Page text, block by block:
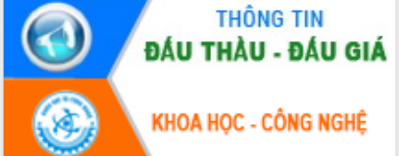
Đắk Lắk nâng cao hiệu quả công tác
Đảng từ Sổ tay đảng viên điện tử
Đắk Lắk đẩy mạnh nuôi biển công
nghệ, hướng tới phát triển thủy sản
bền vững
Tập huấn nâng cao năng lực triển khai
chuyển đổi số cho cán bộ, công chức
cấp xã